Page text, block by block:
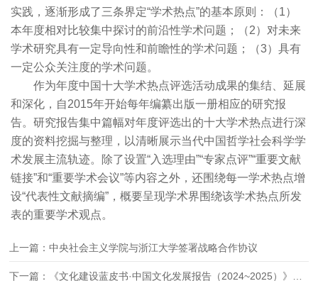
实践，逐渐形成了三条界定“学术热点”的基本原则：（1）
本年度相对比较集中探讨的前沿性学术问题；（2）对未来
学术研究具有一定导向性和前瞻性的学术问题；（3）具有
一定公众关注度的学术问题。
作为年度中国十大学术热点评选活动成果的集结、延展
和深化，自2015年开始每年编纂出版一册相应的研究报
告。研究报告集中篇幅对年度评选出的十大学术热点进行深
度的资料挖掘与整理，以清晰展示当代中国哲学社会科学学
术发展主流轨迹。除了设置“入选理由”“专家点评”“重要文献
链接”和“重要学术会议”等内容之外，还围绕每一学术热点增
设“代表性文献摘编”，概要呈现学术界围绕该学术热点所发
表的重要学术观点。
上一篇：中央社会主义学院与浙江大学签署战略合作协议
下一篇：《文化建设蓝皮书·中国文化发展报告（2024~2025）》发布